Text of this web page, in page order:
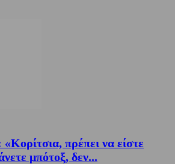
πρέπει να είστε
μπότοξ, δεν...